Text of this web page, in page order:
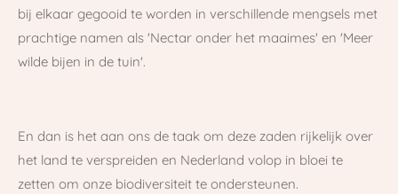
bij elkaar gegooid te worden in verschillende mengsels met
prachtige namen als 'Nectar onder het maaimes' en 'Meer
wilde bijen in de tuin'.
En dan is het aan ons de taak om deze zaden rijkelijk over
het land te verspreiden en Nederland volop in bloei te
zetten om onze biodiversiteit te ondersteunen.